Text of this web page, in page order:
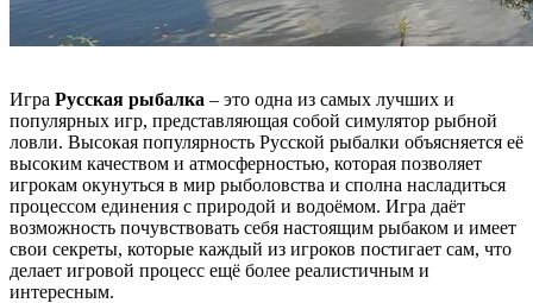
Игра Русская рыбалка – это одна из самых лучших и
популярных игр, представляющая собой симулятор рыбной
ловли. Высокая популярность Русской рыбалки объясняется её
высоким качеством и атмосферностью, которая позволяет
игрокам окунуться в мир рыболовства и сполна насладиться
процессом единения с природой и водоёмом. Игра даёт
возможность почувствовать себя настоящим рыбаком и имеет
свои секреты, которые каждый из игроков постигает сам, что
делает игровой процесс ещё более реалистичным и
интересным.